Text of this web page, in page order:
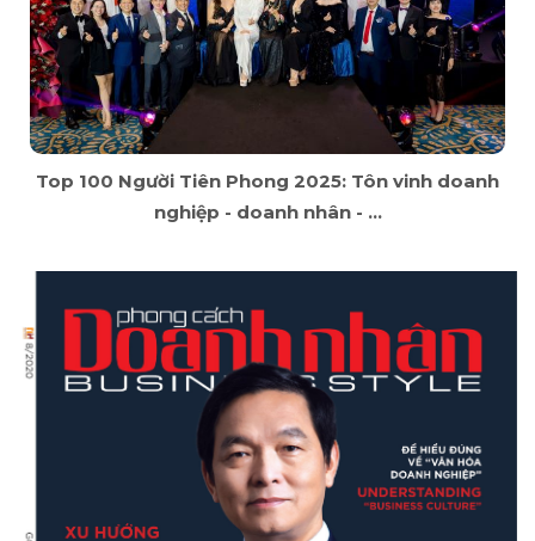
Top 100 Người Tiên Phong 2025: Tôn vinh doanh
nghiệp - doanh nhân - ...